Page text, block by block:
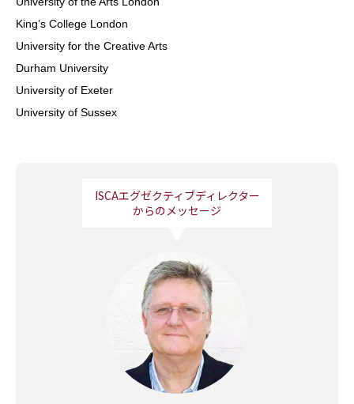
King’s College London
University for the Creative Arts
Durham University
University of Exeter
University of Sussex
ISCAエグゼクティブディレクター
からのメッセージ